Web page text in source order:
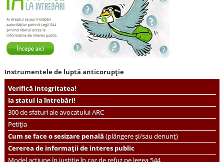
Instrumentele de luptă anticorupție
Verifică integritatea!
Ia statul la întrebări!
300 de sfaturi ale avocatului ARC
Petiția
Cum se face o sesizare penală(plângere și/sau denunț)
Cererea de informații de interes public
Model acțiune în justiție în caz de refuz pe legea 544